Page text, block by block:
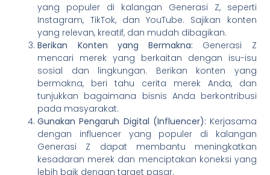
yang populer di kalangan Generasi Z, seperti
Instagram, TikTok, dan YouTube. Sajikan konten
yang relevan, kreatif, dan mudah dibagikan.
Berikan Konten yang Bermakna: Generasi Z
mencari merek yang berkaitan dengan isu-isu
sosial dan lingkungan. Berikan konten yang
bermakna, beri tahu cerita merek Anda, dan
tunjukkan bagaimana bisnis Anda berkontribusi
pada masyarakat.
Gunakan Pengaruh Digital (Influencer): Kerjasama
dengan influencer yang populer di kalangan
Generasi Z dapat membantu meningkatkan
kesadaran merek dan menciptakan koneksi yang
lebih baik dengan target pasar.